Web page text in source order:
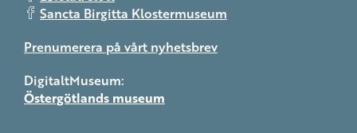
Sancta Birgitta Klostermuseum
Prenumerera på vårt nyhetsbrev
DigitaltMuseum:
Östergötlands museum